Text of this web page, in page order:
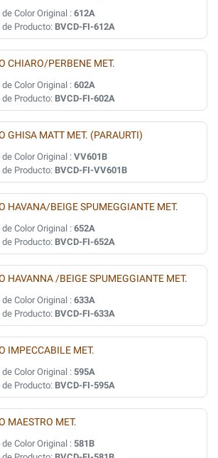
Color Original : 612A
de Producto: BVCD-FI-612A
CHIARO/PERBENE MET.
Color Original : 602A
de Producto: BVCD-FI-602A
GHISA MATT MET. (PARAURTI)
Color Original : VV601B
de Producto: BVCD-FI-VV601B
HAVANA/BEIGE SPUMEGGIANTE MET.
Color Original : 652A
de Producto: BVCD-FI-652A
HAVANNA /BEIGE SPUMEGGIANTE MET.
Color Original : 633A
de Producto: BVCD-FI-633A
IMPECCABILE MET.
Color Original : 595A
de Producto: BVCD-FI-595A
MAESTRO MET.
Color Original : 581B